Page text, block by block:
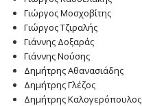
Γιώργος Μοσχοβίτης
Γιώργος Τζιραλής
Γιάννης Δοξαράς
Γιάννης Νούσης
Δημήτρης Αθανασιάδης
Δημήτρης Γλέζος
Δημήτρης Καλογερόπουλος